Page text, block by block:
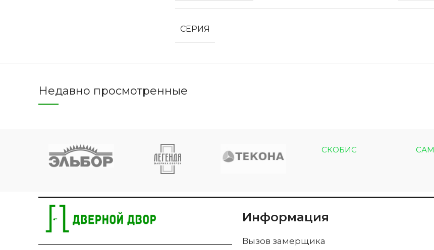
СЕРИЯ
Недавно просмотренные
СКОБИС САМ
Информация
Вызов замерщика